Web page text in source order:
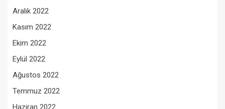
Aralık 2022
Kasım 2022
Ekim 2022
Eylül 2022
Ağustos 2022
Temmuz 2022
Haziran 2022